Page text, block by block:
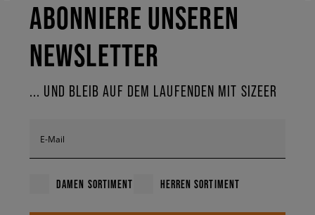
ABONNIERE UNSEREN
NEWSLETTER
... UND BLEIB AUF DEM LAUFENDEN MIT SIZEER
E-Mail
DAMEN SORTIMENT HERREN SORTIMENT